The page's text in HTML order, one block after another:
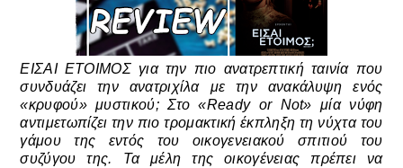
ΕΙΣΑΙ ΕΤΟΙΜΟΣ για την πιο ανατρεπτική ταινία που
συνδυάζει την ανατριχίλα με την ανακάλυψη ενός
«κρυφού» μυστικού; Στο «Ready or Not» μία νύφη
αντιμετωπίζει την πιο τρομακτική έκπληξη τη νύχτα του
γάμου της εντός του οικογενειακού σπιτιού του
συζύγου της. Τα μέλη της οικογένειας πρέπει να